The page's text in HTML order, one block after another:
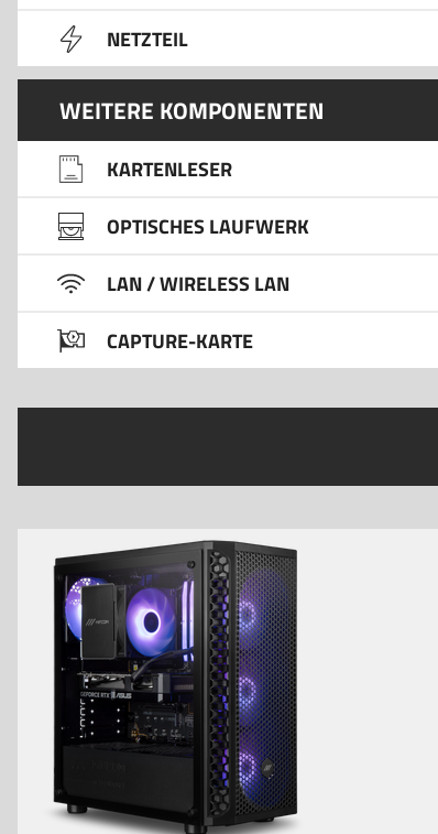
NETZTEIL
WEITERE KOMPONENTEN
KARTENLESER
OPTISCHES LAUFWERK
LAN / WIRELESS LAN
CAPTURE-KARTE